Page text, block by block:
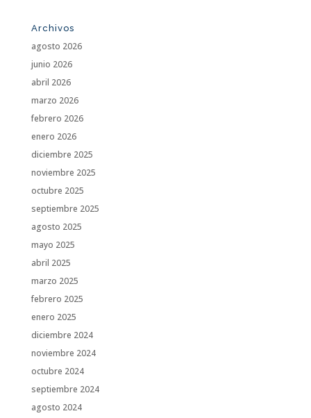
Archivos
agosto 2026
junio 2026
abril 2026
marzo 2026
febrero 2026
enero 2026
diciembre 2025
noviembre 2025
octubre 2025
septiembre 2025
agosto 2025
mayo 2025
abril 2025
marzo 2025
febrero 2025
enero 2025
diciembre 2024
noviembre 2024
octubre 2024
septiembre 2024
agosto 2024